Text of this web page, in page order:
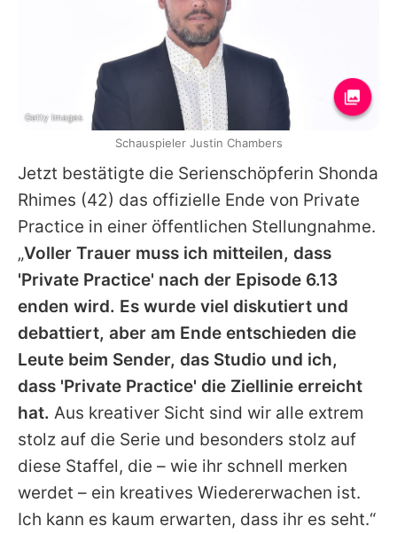
Jetzt bestätigte die Serienschöpferin Shonda
Rhimes (42) das offizielle Ende von Private
Practice in einer öffentlichen Stellungnahme.
„Voller Trauer muss ich mitteilen, dass
'Private Practice' nach der Episode 6.13
enden wird. Es wurde viel diskutiert und
debattiert, aber am Ende entschieden die
Leute beim Sender, das Studio und ich,
dass 'Private Practice' die Ziellinie erreicht
hat. Aus kreativer Sicht sind wir alle extrem
stolz auf die Serie und besonders stolz auf
diese Staffel, die – wie ihr schnell merken
werdet – ein kreatives Wiedererwachen ist.
Ich kann es kaum erwarten, dass ihr es seht.“
Getty Images
Schauspieler Justin Chambers